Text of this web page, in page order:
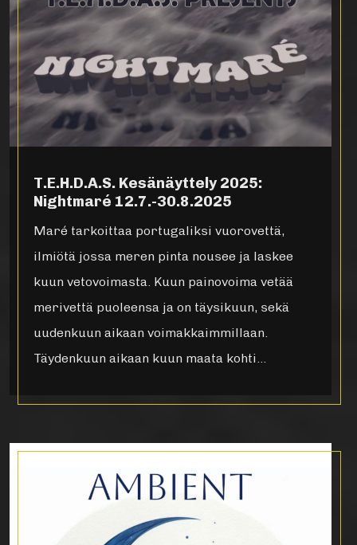
T.E.H.D.A.S. Kesänäyttely 2025:
Nightmaré 12.7.-30.8.2025
Maré tarkoittaa portugaliksi vuorovettä,
ilmiötä jossa meren pinta nousee ja laskee
kuun vetovoimasta. Kuun painovoima vetää
merivettä puoleensa ja on täysikuun, sekä
uudenkuun aikaan voimakkaimmillaan.
Täydenkuun aikaan kuun maata kohti…